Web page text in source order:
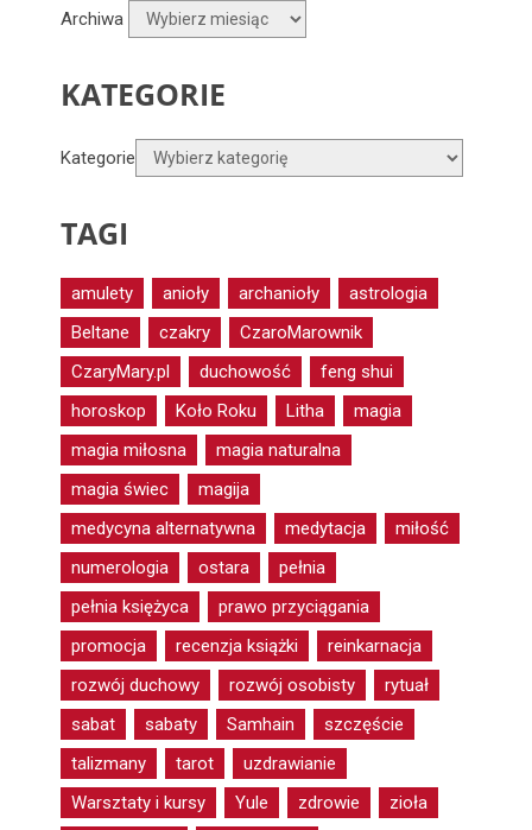
Archiwa
KATEGORIE
Kategorie
TAGI
amulety anioły archanioły
astrologia
Beltane
czakry
CzaroMarownik
CzaryMary.pl
duchowość
feng shui
horoskop
Koło Roku Litha
magia
magia miłosna
magia naturalna
magia świec
magija
medycyna alternatywna
medytacja
miłość
numerologia
ostara
pełnia
pełnia księżyca
prawo przyciągania
promocja
recenzja książki
reinkarnacja
rozwój duchowy
rozwój osobisty
rytuał
sabat
sabaty Samhain
szczęście
talizmany
tarot
uzdrawianie
Warsztaty i kursy
Yule zdrowie zioła